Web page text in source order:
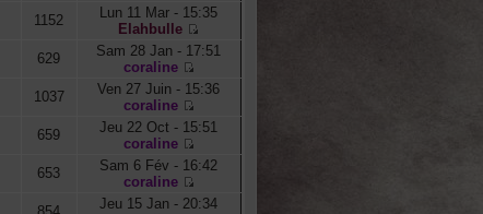
1152
Lun 11 Mar - 15:35
Elahbulle
629
Sam 28 Jan - 17:51
coraline
1037
Ven 27 Juin - 15:36
coraline
659
Jeu 22 Oct - 15:51
coraline
653
Sam 6 Fév - 16:42
coraline
Jeu 15 Jan - 20:34